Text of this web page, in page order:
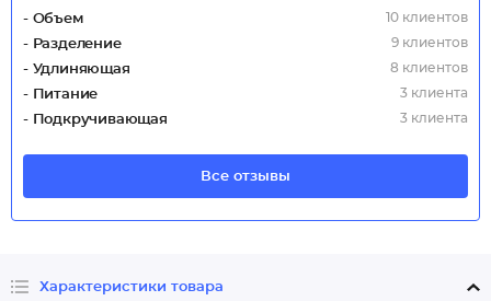
- Объем
10 клиентов
- Разделение 9 клиентов
- Удлиняющая 8 клиентов
- Питание 3 клиента
- Подкручивающая 3 клиента
Все отзывы
Характеристики товара